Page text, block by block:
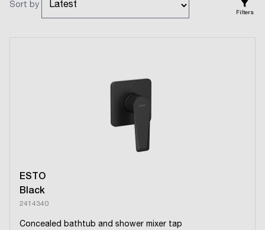
Sort by
Filters
ESTO
Black
2414340
Concealed bathtub and shower mixer tap